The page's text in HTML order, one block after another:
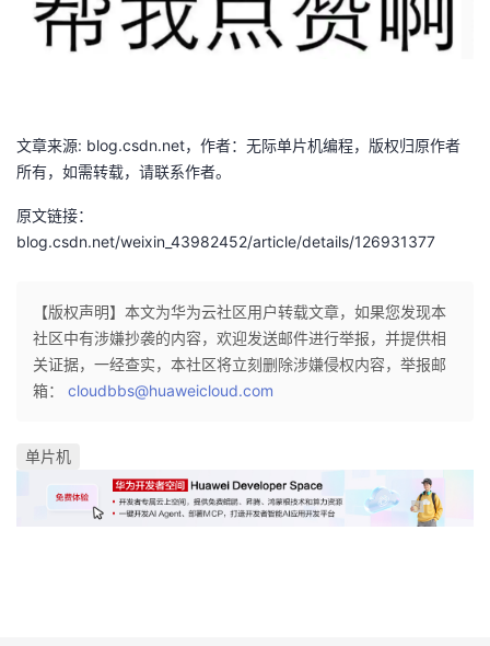
文章来源: blog.csdn.net，作者：无际单片机编程，版权归原作者
所有，如需转载，请联系作者。
原文链接：
blog.csdn.net/weixin_43982452/article/details/126931377
【版权声明】本文为华为云社区用户转载文章，如果您发现本
社区中有涉嫌抄袭的内容，欢迎发送邮件进行举报，并提供相
关证据，一经查实，本社区将立刻删除涉嫌侵权内容，举报邮
箱： cloudbbs@huaweicloud.com
单片机